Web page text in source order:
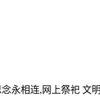
永相连,网上祭祀 文